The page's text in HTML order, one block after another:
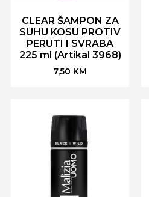
CLEAR ŠAMPON ZA
SUHU KOSU PROTIV
PERUTI I SVRABA
225 ml (Artikal 3968)
7,50 KM